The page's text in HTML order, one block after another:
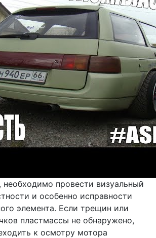
необходимо провести визуальный
и особенно исправности
элемента. Если трещин или
пластмассы не обнаружено,
к осмотру мотора